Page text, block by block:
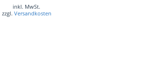
inkl. MwSt.
zzgl. Versandkosten